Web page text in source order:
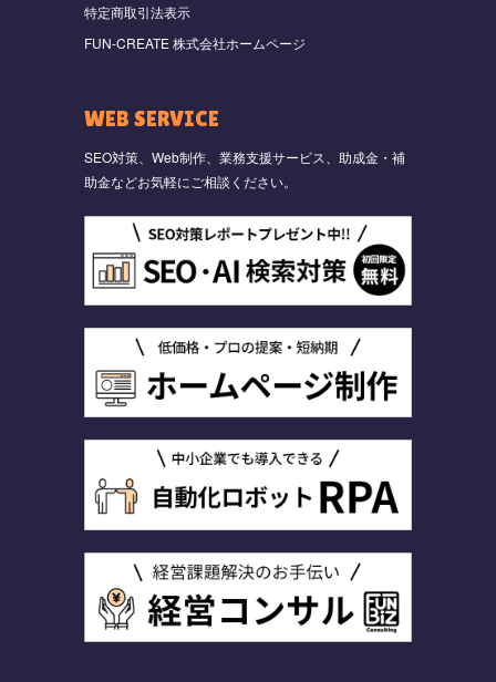
特定商取引法表示
FUN-CREATE 株式会社ホームページ
WEB SERVICE
SEO対策、Web制作、業務支援サービス、助成金・補
助金などお気軽にご相談ください。